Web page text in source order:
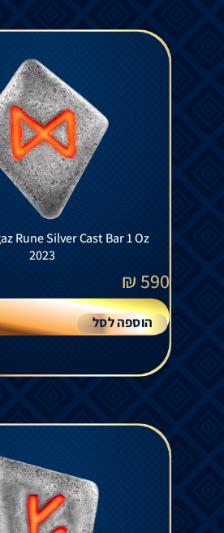
Rune Silver Cast Bar 1 Oz
2023
590
₪
הוספה לסל